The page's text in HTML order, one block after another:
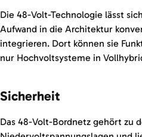
Die 48-Volt-Technologie lässt
Aufwand in die Architektur
integrieren. Dort können sie
nur Hochvoltsysteme in
Sicherheit
Das 48-Volt-Bordnetz gehört zu